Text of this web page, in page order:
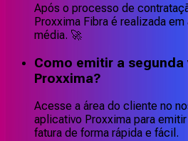
Após o processo de
Proxxima Fibra é realizada
média. 🚀
Como emitir a
Proxxima?
Acesse a área do cliente no
aplicativo Proxxima para
fatura de forma rápida e fácil.